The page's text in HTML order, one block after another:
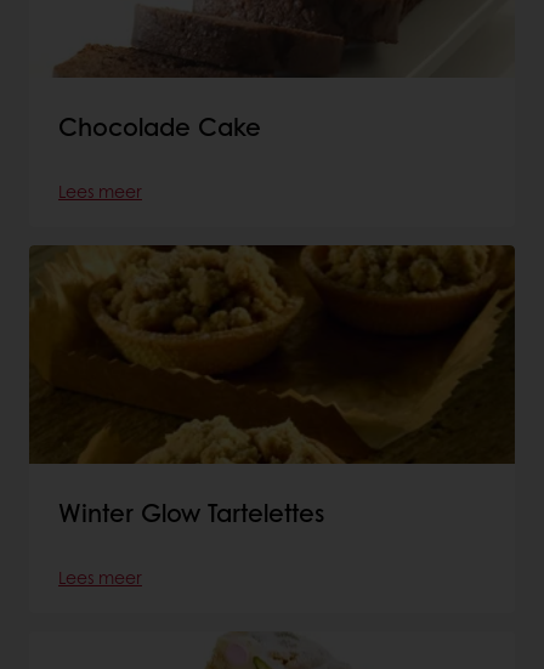
Chocolade Cake
Lees meer
Winter Glow Tartelettes
Lees meer